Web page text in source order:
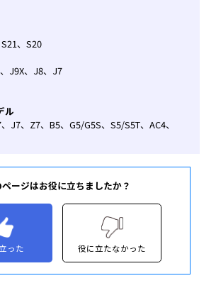
ページはお役に立ちましたか？
った 役に立たなかった